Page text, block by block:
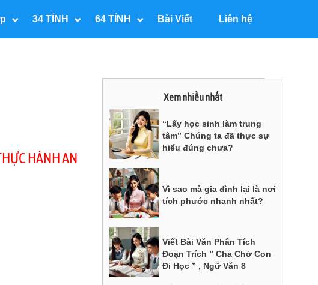
34 TỈNH 64 TỈNH Bài Viết Liên hệ
HÀNH AN
Xem nhiều nhất
“Lấy học sinh làm trung
tâm” Chúng ta đã thực sự
hiểu đúng chưa?
Vì sao mà gia đình lại là nơi
tích phước nhanh nhất?
Viết Bài Văn Phân Tích
Đoạn Trích ” Cha Chở Con
Đi Học ” , Ngữ Văn 8